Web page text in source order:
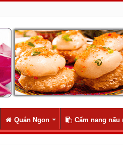
Quán Ngon Cẩm nang nấu